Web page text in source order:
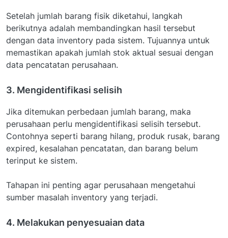
Setelah jumlah barang fisik diketahui, langkah
berikutnya adalah membandingkan hasil tersebut
dengan data inventory pada sistem. Tujuannya untuk
memastikan apakah jumlah stok aktual sesuai dengan
data pencatatan perusahaan.
3. Mengidentifikasi selisih
Jika ditemukan perbedaan jumlah barang, maka
perusahaan perlu mengidentifikasi selisih tersebut.
Contohnya seperti barang hilang, produk rusak, barang
expired, kesalahan pencatatan, dan barang belum
terinput ke sistem.
Tahapan ini penting agar perusahaan mengetahui
sumber masalah inventory yang terjadi.
4. Melakukan penyesuaian data